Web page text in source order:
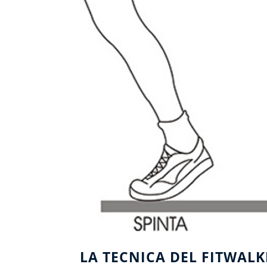
LA TECNICA DEL